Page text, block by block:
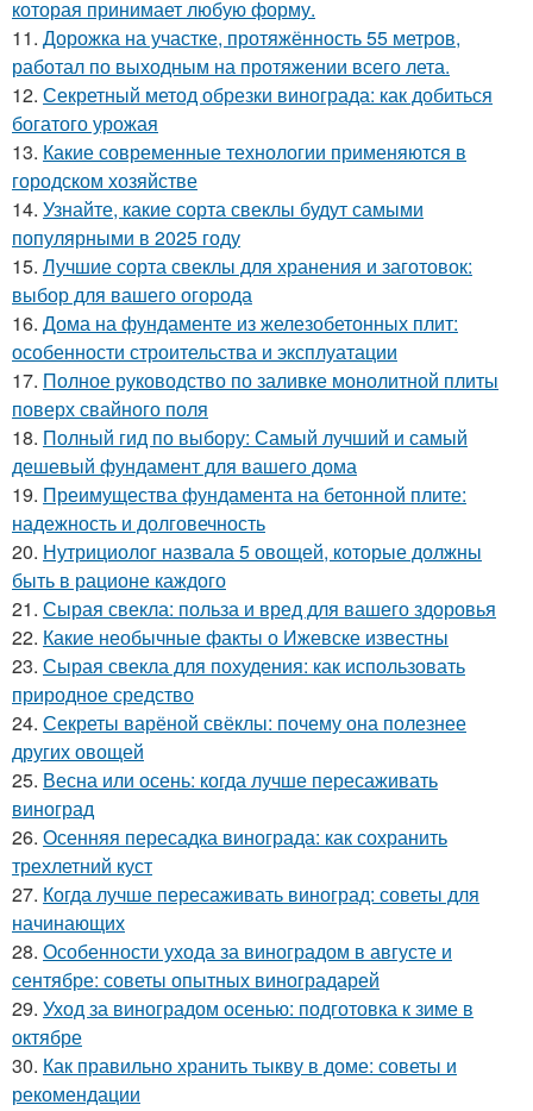
которая принимает любую форму.
11. Дорожка на участке, протяжённость 55 метров,
работал по выходным на протяжении всего лета.
12. Секретный метод обрезки винограда: как добиться
богатого урожая
13. Какие современные технологии применяются в
городском хозяйстве
14. Узнайте, какие сорта свеклы будут самыми
популярными в 2025 году
15. Лучшие сорта свеклы для хранения и заготовок:
выбор для вашего огорода
16. Дома на фундаменте из железобетонных плит:
особенности строительства и эксплуатации
17. Полное руководство по заливке монолитной плиты
поверх свайного поля
18. Полный гид по выбору: Самый лучший и самый
дешевый фундамент для вашего дома
19. Преимущества фундамента на бетонной плите:
надежность и долговечность
20. Нутрициолог назвала 5 овощей, которые должны
быть в рационе каждого
21. Сырая свекла: польза и вред для вашего здоровья
22. Какие необычные факты о Ижевске известны
23. Сырая свекла для похудения: как использовать
природное средство
24. Секреты варёной свёклы: почему она полезнее
других овощей
25. Весна или осень: когда лучше пересаживать
виноград
26. Осенняя пересадка винограда: как сохранить
трехлетний куст
27. Когда лучше пересаживать виноград: советы для
начинающих
28. Особенности ухода за виноградом в августе и
сентябре: советы опытных виноградарей
29. Уход за виноградом осенью: подготовка к зиме в
октябре
30. Как правильно хранить тыкву в доме: советы и
рекомендации